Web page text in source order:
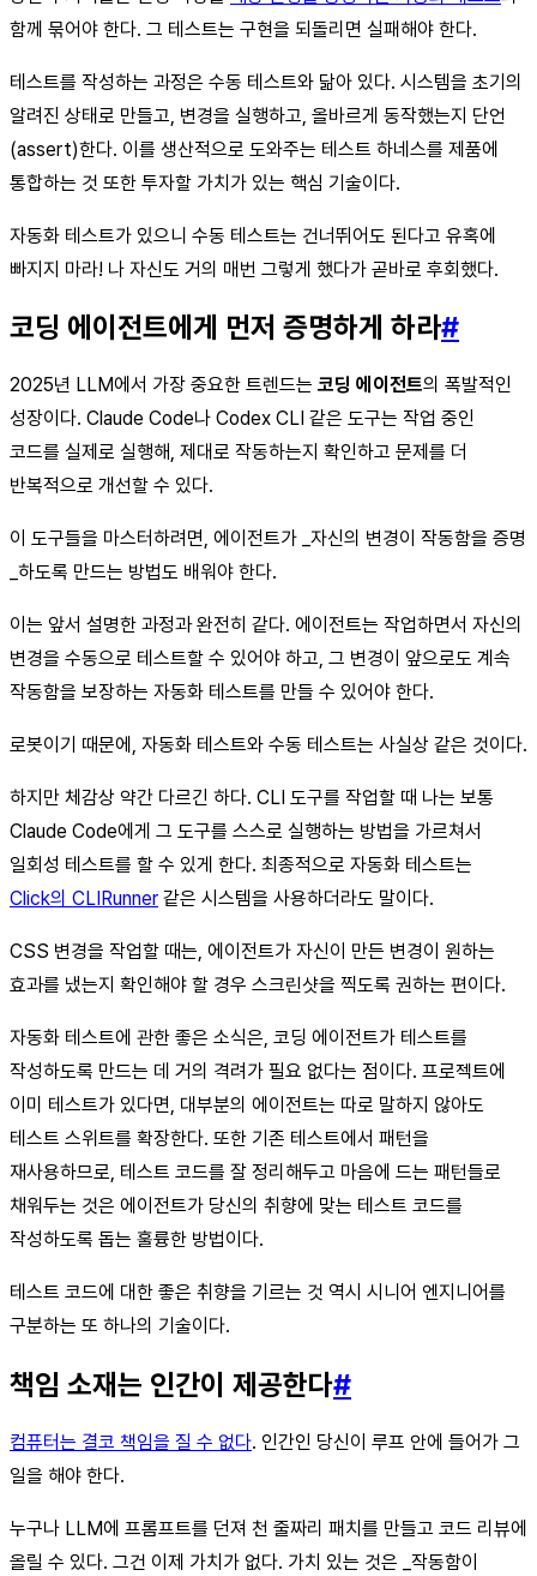
함께 묶어야 한다. 그 테스트는 구현을 되돌리면 실패해야 한다.
테스트를 작성하는 과정은 수동 테스트와 닮아 있다. 시스템을 초기의
알려진 상태로 만들고, 변경을 실행하고, 올바르게 동작했는지 단언
(assert)한다. 이를 생산적으로 도와주는 테스트 하네스를 제품에
통합하는 것 또한 투자할 가치가 있는 핵심 기술이다.
자동화 테스트가 있으니 수동 테스트는 건너뛰어도 된다고 유혹에
빠지지 마라! 나 자신도 거의 매번 그렇게 했다가 곧바로 후회했다.
코딩 에이전트에게 먼저 증명하게 하라#
2025년 LLM에서 가장 중요한 트렌드는 코딩 에이전트의 폭발적인
성장이다. Claude Code나 Codex CLI 같은 도구는 작업 중인
코드를 실제로 실행해, 제대로 작동하는지 확인하고 문제를 더
반복적으로 개선할 수 있다.
이 도구들을 마스터하려면, 에이전트가 _자신의 변경이 작동함을 증명
_하도록 만드는 방법도 배워야 한다.
이는 앞서 설명한 과정과 완전히 같다. 에이전트는 작업하면서 자신의
변경을 수동으로 테스트할 수 있어야 하고, 그 변경이 앞으로도 계속
작동함을 보장하는 자동화 테스트를 만들 수 있어야 한다.
로봇이기 때문에, 자동화 테스트와 수동 테스트는 사실상 같은 것이다.
하지만 체감상 약간 다르긴 하다. CLI 도구를 작업할 때 나는 보통
Claude Code에게 그 도구를 스스로 실행하는 방법을 가르쳐서
일회성 테스트를 할 수 있게 한다. 최종적으로 자동화 테스트는
Click의 CLIRunner 같은 시스템을 사용하더라도 말이다.
CSS 변경을 작업할 때는, 에이전트가 자신이 만든 변경이 원하는
효과를 냈는지 확인해야 할 경우 스크린샷을 찍도록 권하는 편이다.
자동화 테스트에 관한 좋은 소식은, 코딩 에이전트가 테스트를
작성하도록 만드는 데 거의 격려가 필요 없다는 점이다. 프로젝트에
이미 테스트가 있다면, 대부분의 에이전트는 따로 말하지 않아도
테스트 스위트를 확장한다. 또한 기존 테스트에서 패턴을
재사용하므로, 테스트 코드를 잘 정리해두고 마음에 드는 패턴들로
채워두는 것은 에이전트가 당신의 취향에 맞는 테스트 코드를
작성하도록 돕는 훌륭한 방법이다.
테스트 코드에 대한 좋은 취향을 기르는 것 역시 시니어 엔지니어를
구분하는 또 하나의 기술이다.
책임 소재는 인간이 제공한다#
컴퓨터는 결코 책임을 질 수 없다. 인간인 당신이 루프 안에 들어가 그
일을 해야 한다.
누구나 LLM에 프롬프트를 던져 천 줄짜리 패치를 만들고 코드 리뷰에
올릴 수 있다. 그건 이제 가치가 없다. 가치 있는 것은 _작동함이